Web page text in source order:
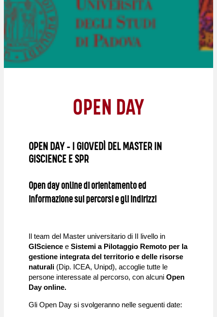
OPEN DAY
OPEN DAY – I GIOVEDÌ DEL MASTER IN
GISCIENCE E SPR
Open day online di orientamento ed
informazione sui percorsi e gli indirizzi
Il team del Master universitario di II livello in
GISciencee Sistemi a Pilotaggio Remoto per la
gestione integrata del territorio e delle risorse
naturali (Dip. ICEA, Unipd), accoglie tutte le
persone interessate al percorso, con alcuniOpen
Day online.
Gli Open Day si svolgeranno nelle seguenti date: